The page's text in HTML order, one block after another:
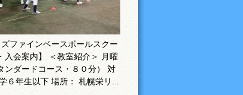
ファインベースボールスクー
入会案内】 ＜教室紹介＞ 月曜
ンダードコース・８０分） 対
６年生以下 場所： 札幌栄リ...